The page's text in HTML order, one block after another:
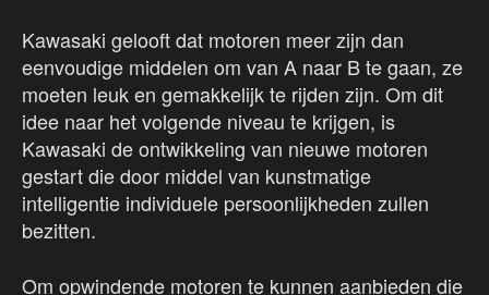
Kawasaki gelooft dat motoren meer zijn dan
eenvoudige middelen om van A naar B te gaan, ze
moeten leuk en gemakkelijk te rijden zijn. Om dit
idee naar het volgende niveau te krijgen, is
Kawasaki de ontwikkeling van nieuwe motoren
gestart die door middel van kunstmatige
intelligentie individuele persoonlijkheden zullen
bezitten.
Om opwindende motoren te kunnen aanbieden die